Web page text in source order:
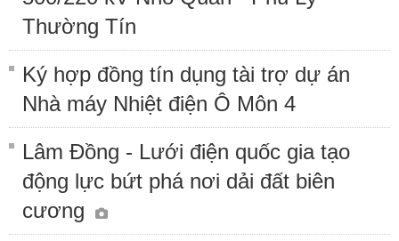
Thường Tín
Ký hợp đồng tín dụng tài trợ dự án
Nhà máy Nhiệt điện Ô Môn 4
Lâm Đồng - Lưới điện quốc gia tạo
động lực bứt phá nơi dải đất biên
cương